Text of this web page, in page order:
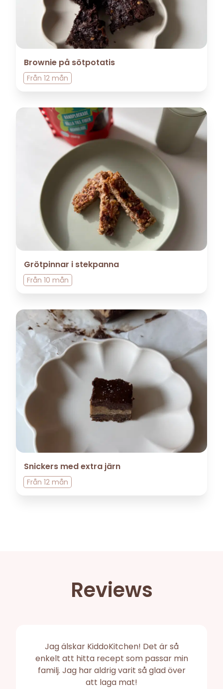
Brownie på sötpotatis
Från 12 mån
Grötpinnar i stekpanna
Från 10 mån
Snickers med extra järn
Från 12 mån
Reviews
Jag älskar KiddoKitchen! Det är så
enkelt att hitta recept som passar min
familj. Jag har aldrig varit så glad över
att laga mat!